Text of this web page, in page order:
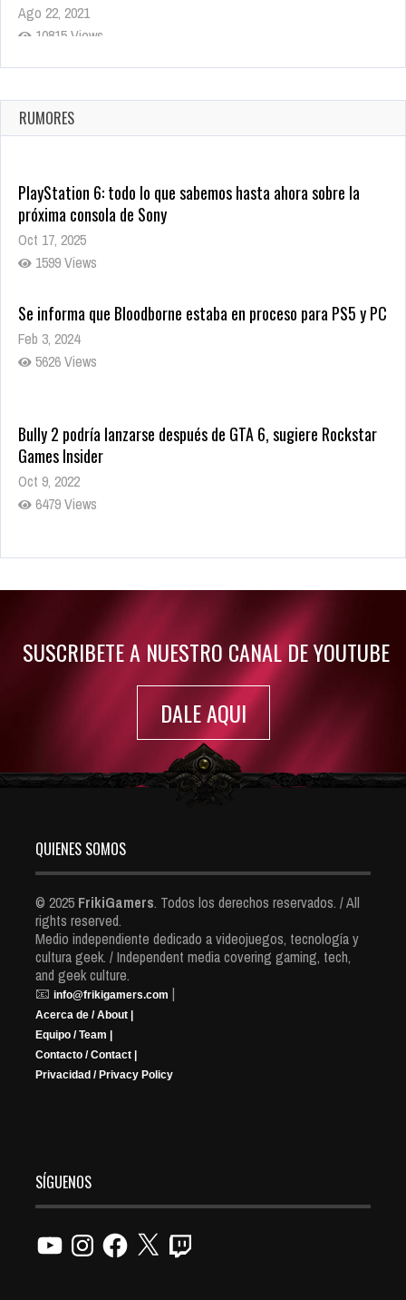
Ago 22, 2021
10815 Views
La configuración de Call of Duty 2021 aparentemente ya fue
Ago 8, 2021
10000 Views
RUMORES
PlayStation 6: todo lo que sabemos hasta ahora sobre la
próxima consola de Sony
Oct 17, 2025
1599 Views
Se informa que Bloodborne estaba en proceso para PS5 y PC
Feb 3, 2024
5626 Views
Bully 2 podría lanzarse después de GTA 6, sugiere Rockstar
Games Insider
Oct 9, 2022
6479 Views
Rumor: Se filtran los primeros detalles de Resident Evil 9
SUSCRIBETE A NUESTRO CANAL DE YOUTUBE
DALE AQUI
QUIENES SOMOS
© 2025 FrikiGamers. Todos los derechos reservados. / All
rights reserved.
Medio independiente dedicado a videojuegos, tecnología y
cultura geek. / Independent media covering gaming, tech,
and geek culture.
📧 info@frikigamers.com |
Acerca de / About |
Equipo / Team |
Contacto / Contact |
Privacidad / Privacy Policy
SÍGUENOS
YouTubeInstagramFacebook
X Twitch